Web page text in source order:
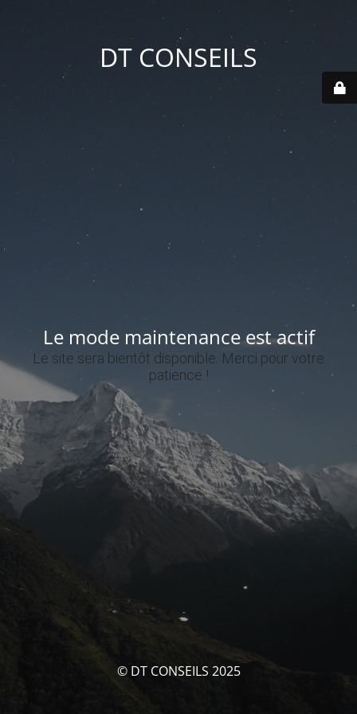
DT CONSEILS
Le mode maintenance est actif
Le site sera bientôt disponible. Merci pour votre
patience !
© DT CONSEILS 2025